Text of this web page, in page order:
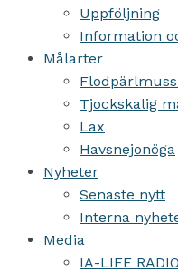
Uppföljning
Information
Målarter
Tjockskalig
Lax
Havsnejonöga
Nyheter
Senaste nytt
Interna
Media
IA-LIFE RADIO